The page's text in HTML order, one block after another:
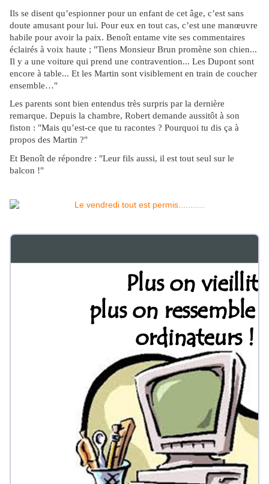
Ils se disent qu’espionner pour un enfant de cet âge, c’est sans
doute amusant pour lui. Pour eux en tout cas, c’est une manœuvre
habile pour avoir la paix. Benoît entame vite ses commentaires
éclairés à voix haute ; "Tiens Monsieur Brun promène son chien...
Il y a une voiture qui prend une contravention... Les Dupont sont
encore à table... Et les Martin sont visiblement en train de coucher
ensemble…"
Les parents sont bien entendus très surpris par la dernière
remarque. Depuis la chambre, Robert demande aussitôt à son
fiston : "Mais qu’est-ce que tu racontes ? Pourquoi tu dis ça à
propos des Martin ?"
Et Benoît de répondre : "Leur fils aussi, il est tout seul sur le
balcon !"